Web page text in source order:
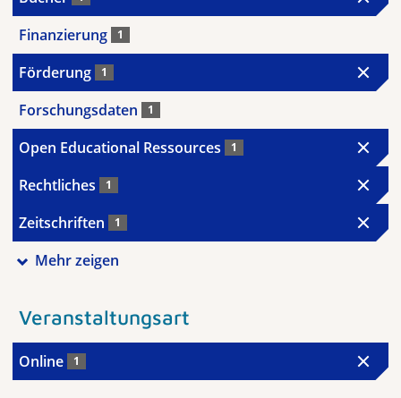
Finanzierung 1
Förderung 1
Forschungsdaten 1
Open Educational Ressources 1
Rechtliches 1
Zeitschriften 1
Mehr zeigen
Veranstaltungsart
Online 1